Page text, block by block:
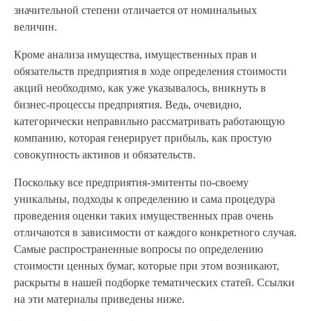
значительной степени отличается от номинальных
величин.
Кроме анализа имущества, имущественных прав и
обязательств предприятия в ходе определения стоимости
акций необходимо, как уже указывалось, вникнуть в
бизнес-процессы предприятия. Ведь, очевидно,
категорически неправильно рассматривать работающую
компанию, которая генерирует прибыль, как простую
совокупность активов и обязательств.
Поскольку все предприятия-эмитенты по-своему
уникальны, подходы к определению и сама процедура
проведения оценки таких имущественных прав очень
отличаются в зависимости от каждого конкретного случая.
Самые распространенные вопросы по определению
стоимости ценных бумаг, которые при этом возникают,
раскрыты в нашей подборке тематических статей. Ссылки
на эти материалы приведены ниже.